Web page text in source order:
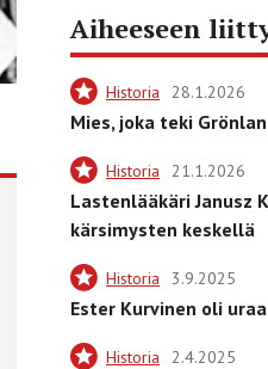
Aiheeseen
Historia 28.1.2026
Mies, joka teki
Historia 21.1.2026
Lastenlääkäri Janusz
kärsimysten keskellä
Historia 3.9.2025
Ester Kurvinen oli
Historia 2.4.2025